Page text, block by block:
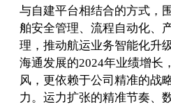
与自建平台相结合的方式，
舶安全管理、流程自动化、
理，推动航运业务智能化升
海通发展的2024年业绩增长
风，更依赖于公司精准的战
力。运力扩张的精准节奏、